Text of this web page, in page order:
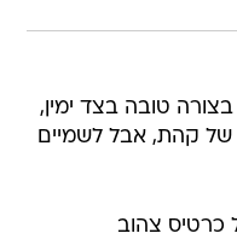
טובה בצד ימין,
של קהת, אבל לשמיים
כרטיס צהוב